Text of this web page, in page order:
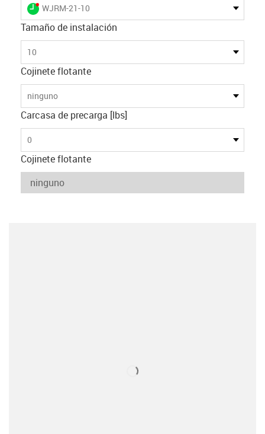
igus-icon-lieferzeit-dot
WJRM-21-10
Tamaño de instalación
10
Cojinete flotante
ninguno
Carcasa de precarga [lbs]
0
Cojinete flotante